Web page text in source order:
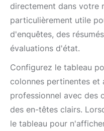
directement dans votre
particulièrement utile
d'enquêtes, des
évaluations d'état.
Configurez le tableau
colonnes pertinentes et
professionnel avec des
des en-têtes clairs.
le tableau pour